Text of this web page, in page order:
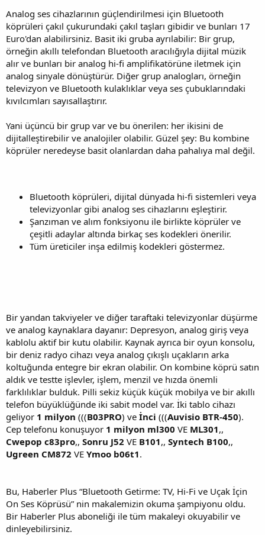
Analog ses cihazlarının güçlendirilmesi için Bluetooth
köprüleri çakıl çukurundaki çakıl taşları gibidir ve bunları 17
Euro'dan alabilirsiniz. Basit iki gruba ayrılabilir: Bir grup,
örneğin akıllı telefondan Bluetooth aracılığıyla dijital müzik
alır ve bunları bir analog hi-fi amplifikatörüne iletmek için
analog sinyale dönüştürür. Diğer grup analogları, örneğin
televizyon ve Bluetooth kulaklıklar veya ses çubuklarındaki
kıvılcımları sayısallaştırır.
Yani üçüncü bir grup var ve bu önerilen: her ikisini de
dijitalleştirebilir ve analojiler olabilir. Güzel şey: Bu kombine
köprüler neredeyse basit olanlardan daha pahalıya mal değil.
Bluetooth köprüleri, dijital dünyada hi-fi sistemleri veya
televizyonlar gibi analog ses cihazlarını eşleştirir.
Şanzıman ve alım fonksiyonu ile birlikte köprüler ve
çeşitli adaylar altında birkaç ses kodekleri önerilir.
Tüm üreticiler inşa edilmiş kodekleri göstermez.
Bir yandan takviyeler ve diğer taraftaki televizyonlar düşürme
ve analog kaynaklara dayanır: Depresyon, analog giriş veya
kablolu aktif bir kutu olabilir. Kaynak ayrıca bir oyun konsolu,
bir deniz radyo cihazı veya analog çıkışlı uçakların arka
koltuğunda entegre bir ekran olabilir. On kombine köprü satın
aldık ve testte işlevler, işlem, menzil ve hızda önemli
farklılıklar bulduk. Pilli sekiz küçük küçük mobilya ve bir akıllı
telefon büyüklüğünde iki sabit model var. İki tablo cihazı
geliyor 1 milyon (((B03PRO) ve İnci (((Auvisio BTR-450).
Cep telefonu konuşuyor 1 milyon ml300 VE ML301,,
Cwepop c83pro,, Sonru J52 VE B101,, Syntech B100,,
Ugreen CM872 VE Ymoo b06t1.
Bu, Haberler Plus “Bluetooth Getirme: TV, Hi-Fi ve Uçak İçin
On Ses Köprüsü” nin makalemizin okuma şampiyonu oldu.
Bir Haberler Plus aboneliği ile tüm makaleyi okuyabilir ve
dinleyebilirsiniz.